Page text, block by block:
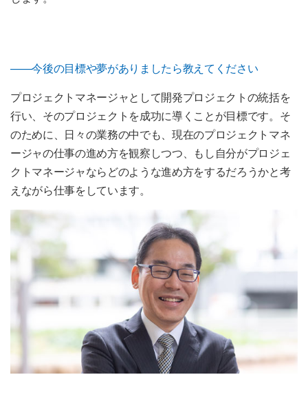
——今後の目標や夢がありましたら教えてください
プロジェクトマネージャとして開発プロジェクトの統括を
行い、そのプロジェクトを成功に導くことが目標です。そ
のために、日々の業務の中でも、現在のプロジェクトマネ
ージャの仕事の進め方を観察しつつ、もし自分がプロジェ
クトマネージャならどのような進め方をするだろうかと考
えながら仕事をしています。